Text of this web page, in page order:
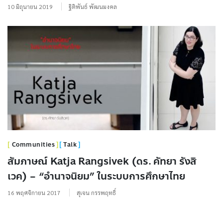
10 มิถุนายน 2019 ฐิติพันธ์ พัฒนมงคล
Communities Talk
สัมภาษณ์ Katja Rangsivek (ดร. คัทยา รังสิ
เวค) – “อำนาจนิยม” ในระบบการศึกษาไทย
16 พฤศจิกายน 2017 สุเจน กรรพฤทธิ์